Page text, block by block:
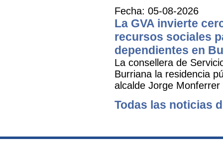
Fecha: 05-08-2026
La GVA invierte
recursos sociales
dependientes en
La consellera de
Burriana la residencia
alcalde Jorge Monferrer
Todas las noticias